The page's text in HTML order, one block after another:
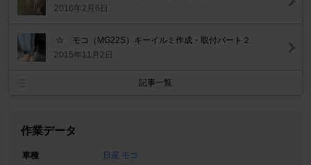
2016年2月6日
☆ モコ（MG22S）キーイルミ作成・取付パート２
2015年11月2日
記事一覧
作業データ
車種
日産 モコ